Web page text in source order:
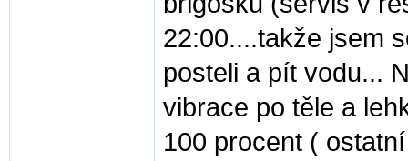
22:00....takže jsem
posteli a pít vodu...
vibrace po těle a
100 procent (